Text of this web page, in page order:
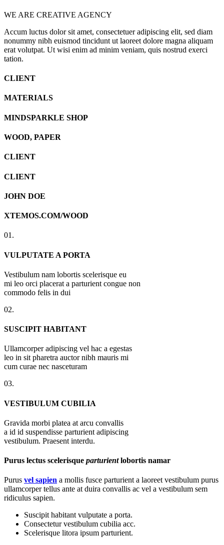
WE ARE CREATIVE AGENCY
Accum luctus dolor sit amet, consectetuer adipiscing elit, sed diam
nonummy nibh euismod tincidunt ut laoreet dolore magna aliquam
erat volutpat. Ut wisi enim ad minim veniam, quis nostrud exerci
tation.
CLIENT
MATERIALS
MINDSPARKLE SHOP
WOOD, PAPER
CLIENT
CLIENT
JOHN DOE
XTEMOS.COM/WOOD
01.
VULPUTATE A PORTA
Vestibulum nam lobortis scelerisque eu
mi leo orci placerat a parturient congue non
commodo felis in dui
02.
SUSCIPIT HABITANT
Ullamcorper adipiscing vel hac a egestas
leo in sit pharetra auctor nibh mauris mi
cum curae nec nasceturam
03.
VESTIBULUM CUBILIA
Gravida morbi platea at arcu convallis
a id id suspendisse parturient adipiscing
vestibulum. Praesent interdu.
Purus lectus scelerisque parturientlobortis namar
Purus vel sapien a mollis fusce parturient a laoreet vestibulum purus
ullamcorper tellus ante at duira convallis ac vel a vestibulum sem
ridiculus sapien.
Suscipit habitant vulputate a porta.
Consectetur vestibulum cubilia acc.
Scelerisque litora ipsum parturient.